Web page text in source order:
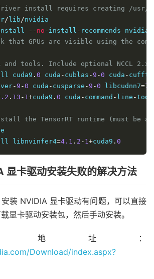
install requires creating /usr/
/ lib /nvidia
-- no - install - recommends nvidia
that GPUs are visible using the
and tools. Include optional NCCL 2.x
cuda9 . 0 cuda - cublas -9 -0 cuda - cufft
-9 -0 cuda - cusparse -9 -0 libcudnn7=
. 13 - 1 +cuda9 . 0 cuda - command - line -
the TensorRT runtime (must be
libnvinfer4=4.1 . 2 - 1 +cuda9 . 0
显卡驱动安装失败的解决方法
装 NVIDIA 显卡驱动有问题，可以直接
显卡驱动安装包，然后手动安装。
地址：
Download/index.aspx?